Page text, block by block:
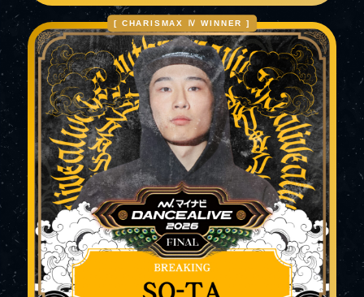
[ CHARISMAX Ⅳ WINNER ]